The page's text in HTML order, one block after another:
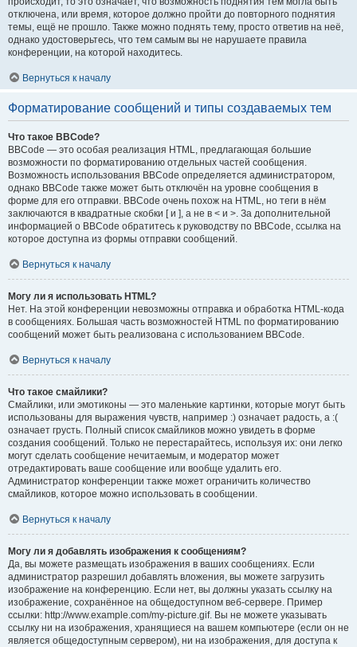
отключена, или время, которое должно пройти до повторного поднятия
темы, ещё не прошло. Также можно поднять тему, просто ответив на неё,
однако удостоверьтесь, что тем самым вы не нарушаете правила
конференции, на которой находитесь.
Вернуться к началу
Форматирование сообщений и типы создаваемых тем
Что такое BBCode?
BBCode — это особая реализация HTML, предлагающая большие
возможности по форматированию отдельных частей сообщения.
Возможность использования BBCode определяется администратором,
однако BBCode также может быть отключён на уровне сообщения в
форме для его отправки. BBCode очень похож на HTML, но теги в нём
заключаются в квадратные скобки [ и ], а не в < и >. За дополнительной
информацией о BBCode обратитесь к руководству по BBCode, ссылка на
которое доступна из формы отправки сообщений.
Вернуться к началу
Могу ли я использовать HTML?
Нет. На этой конференции невозможны отправка и обработка HTML-кода
в сообщениях. Большая часть возможностей HTML по форматированию
сообщений может быть реализована с использованием BBCode.
Вернуться к началу
Что такое смайлики?
Смайлики, или эмотиконы — это маленькие картинки, которые могут быть
использованы для выражения чувств, например :) означает радость, а :(
означает грусть. Полный список смайликов можно увидеть в форме
создания сообщений. Только не перестарайтесь, используя их: они легко
могут сделать сообщение нечитаемым, и модератор может
отредактировать ваше сообщение или вообще удалить его.
Администратор конференции также может ограничить количество
смайликов, которое можно использовать в сообщении.
Вернуться к началу
Могу ли я добавлять изображения к сообщениям?
Да, вы можете размещать изображения в ваших сообщениях. Если
администратор разрешил добавлять вложения, вы можете загрузить
изображение на конференцию. Если нет, вы должны указать ссылку на
изображение, сохранённое на общедоступном веб-сервере. Пример
ссылки: http://www.example.com/my-picture.gif. Вы не можете указывать
ссылку ни на изображения, хранящиеся на вашем компьютере (если он не
является общедоступным сервером), ни на изображения, для доступа к